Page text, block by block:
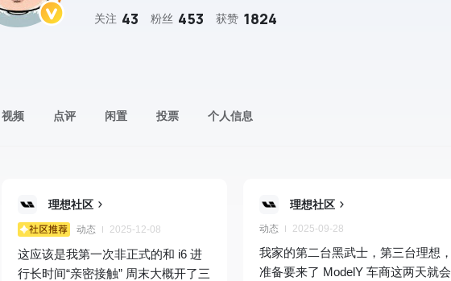
关注 43 粉丝 453 获赞 1824
视频 点评 闲置 投票 个人信息
理想社区
动态 2025-12-08
这应该是我第一次非正式的和 i6 进
行长时间“亲密接触” 周末大概开了三
理想社区
动态 2025-09-28
我家的第二台黑武士，第三台理想，
准备要来了 ModelY 车商这两天就会